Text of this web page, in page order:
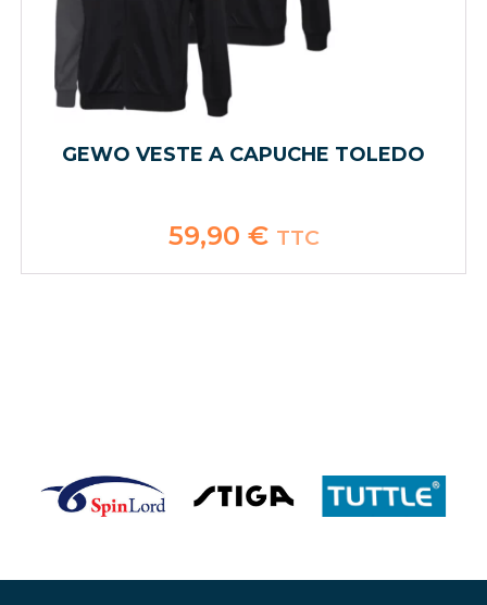
GEWO VESTE A CAPUCHE TOLEDO
59,90 € TTC